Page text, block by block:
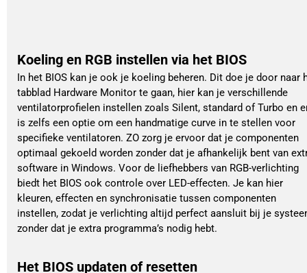
Koeling en RGB instellen via het BIOS
In het BIOS kan je ook je koeling beheren. Dit doe je door naar
tabblad Hardware Monitor te gaan, hier kan je verschillende
ventilatorprofielen instellen zoals Silent, standard of Turbo en
is zelfs een optie om een handmatige curve in te stellen voor
specifieke ventilatoren. ZO zorg je ervoor dat je componenten
optimaal gekoeld worden zonder dat je afhankelijk bent van
software in Windows. Voor de liefhebbers van RGB-verlichting
biedt het BIOS ook controle over LED-effecten. Je kan hier
kleuren, effecten en synchronisatie tussen componenten
instellen, zodat je verlichting altijd perfect aansluit bij je
zonder dat je extra programma’s nodig hebt.
Het BIOS updaten of resetten